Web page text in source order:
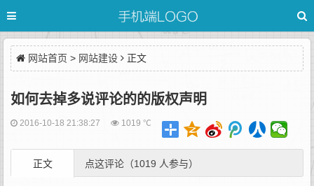
网站首页 > 网站建设 正文
如何去掉多说评论的的版权声明
2016-10-18 21:38:27 1019 ℃
正文 点这评论（1019 人参与）